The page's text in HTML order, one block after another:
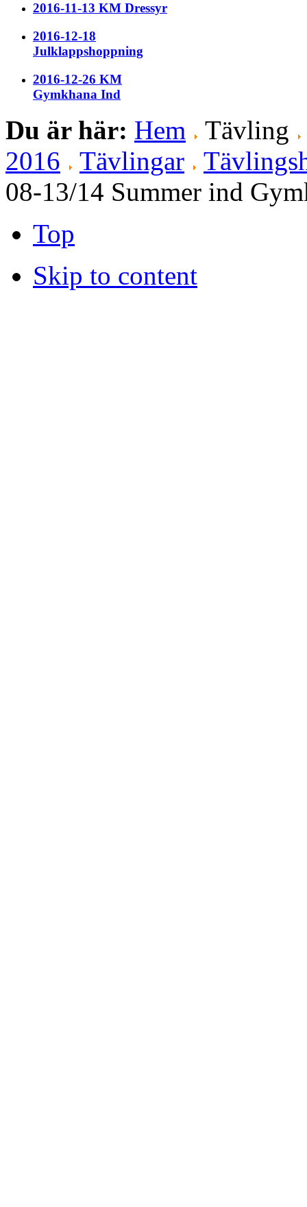
2016-11-13 KM Dressyr
2016-12-18
Julklappshoppning
2016-12-26 KM
Gymkhana Ind
Du är här: Hem Tävling
2016
Tävlingar
08-13/14 Summer ind
Top
Skip to content